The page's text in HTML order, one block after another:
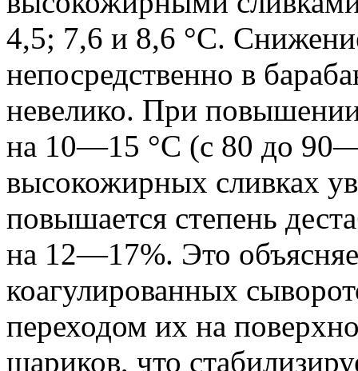
4,5; 7,6 и 8,6 °C.
непосредственно в
невелико. При
на 10—15 °C (с 80 до
высокожирных сливках
повышается степень
на 12—17%. Это
коагулированных
переходом их на
шариков, что